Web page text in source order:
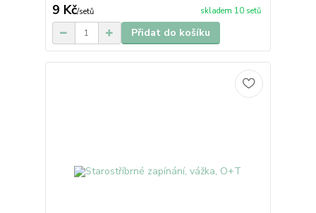
9 Kč/setů skladem 10 setů
Přidat do košíku